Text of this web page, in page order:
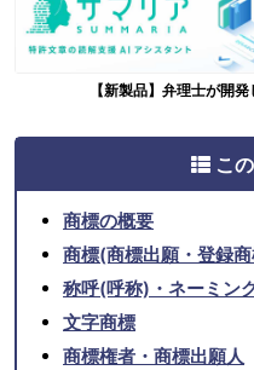
【新製品】弁理士が開
こ
商標の概要
商標(商標出願・登録
称呼(呼称)・ネーミン
文字商標
商標権者・商標出願人